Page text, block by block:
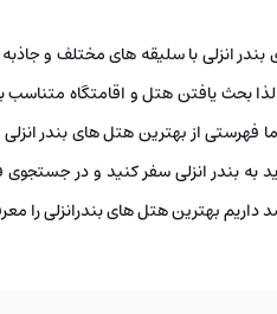
بندر انزلی با سلیقه‌ های مختلف و
بحث یافتن هتل و اقامتگاه متناسب
فهرستی از بهترین هتل های بندر
به بندر انزلی سفر کنید و در
داریم بهترین هتل‌ های بندرانزلی را